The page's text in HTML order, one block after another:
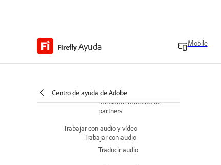
FireflyAyuda Mobile
Centro de ayuda de Adobe
mediante indicaciones de
Generación de vectores
mediante modelos de
partners
Trabajar con audio y vídeo
Trabajar con audio
Traducir audio